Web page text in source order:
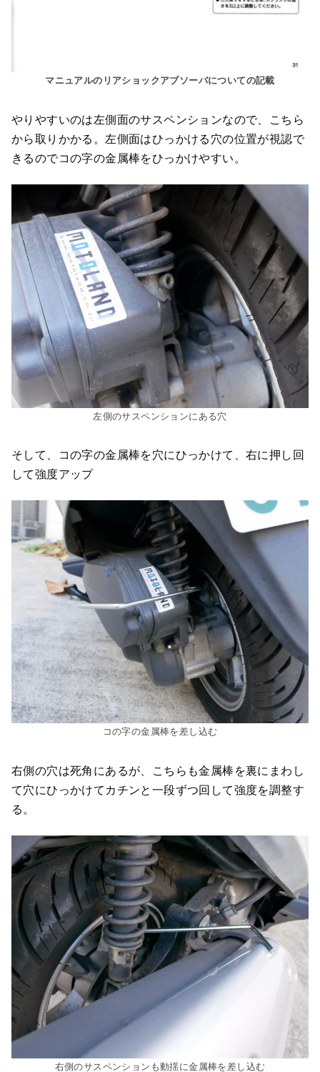
マニュアルのリアショックアブソーバについての記載
やりやすいのは左側面のサスペンションなので、こちら
から取りかかる。左側面はひっかける穴の位置が視認で
きるのでコの字の金属棒をひっかけやすい。
左側のサスペンションにある穴
そして、コの字の金属棒を穴にひっかけて、右に押し回
して強度アップ
コの字の金属棒を差し込む
右側の穴は死角にあるが、こちらも金属棒を裏にまわし
て穴にひっかけてカチンと一段ずつ回して強度を調整す
る。
右側のサスペンションも動揺に金属棒を差し込む